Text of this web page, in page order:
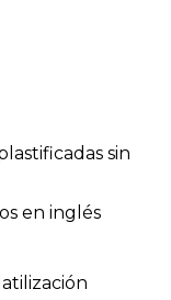
sin
en inglés